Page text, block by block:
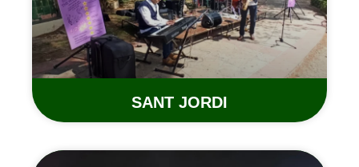
SANT JORDI